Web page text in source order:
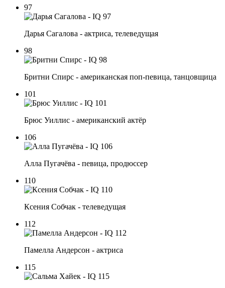
97
Дарья Сагалова - актриса, телеведущая
98
Бритни Спирс - американская поп-певица, танцовщица
101
Брюс Уиллис - американский актёр
106
Алла Пугачёва - певица, продюссер
110
Ксения Собчак - телеведущая
112
Памелла Андерсон - актриса
115